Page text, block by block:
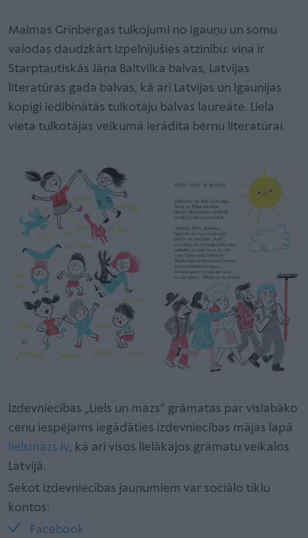
Maimas Grīnbergas tulkojumi no igauņu un somu
valodas daudzkārt izpelnījušies atzinību: viņa ir
Starptautiskās Jāņa Baltvilka balvas, Latvijas
literatūras gada balvas, kā arī Latvijas un Igaunijas
kopīgi iedibinātās tulkotāju balvas laureāte. Liela
vieta tulkotājas veikumā ierādīta bērnu literatūrai.
Izdevniecības „Liels un mazs” grāmatas par vislabāko
cenu iespējams iegādāties izdevniecības mājas lapā
lielsmazs.lv, kā arī visos lielākajos grāmatu veikalos
Latvijā.
Sekot izdevniecības jaunumiem var sociālo tīklu
kontos:
Facebook